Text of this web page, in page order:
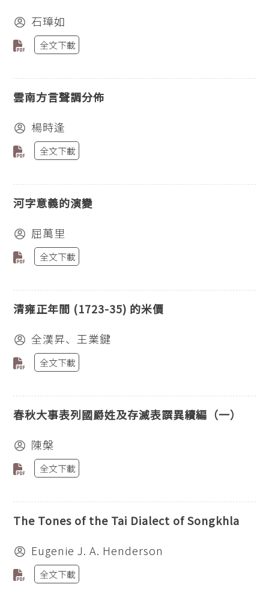
石璋如
全文下載
雲南方言聲調分佈
楊時逢
全文下載
河字意義的演變
屈萬里
全文下載
清雍正年間 (1723-35) 的米價
全漢昇、王業鍵
全文下載
春秋大事表列國爵姓及存滅表譔異續編（一）
陳槃
全文下載
The Tones of the Tai Dialect of Songkhla
Eugenie J. A. Henderson
全文下載